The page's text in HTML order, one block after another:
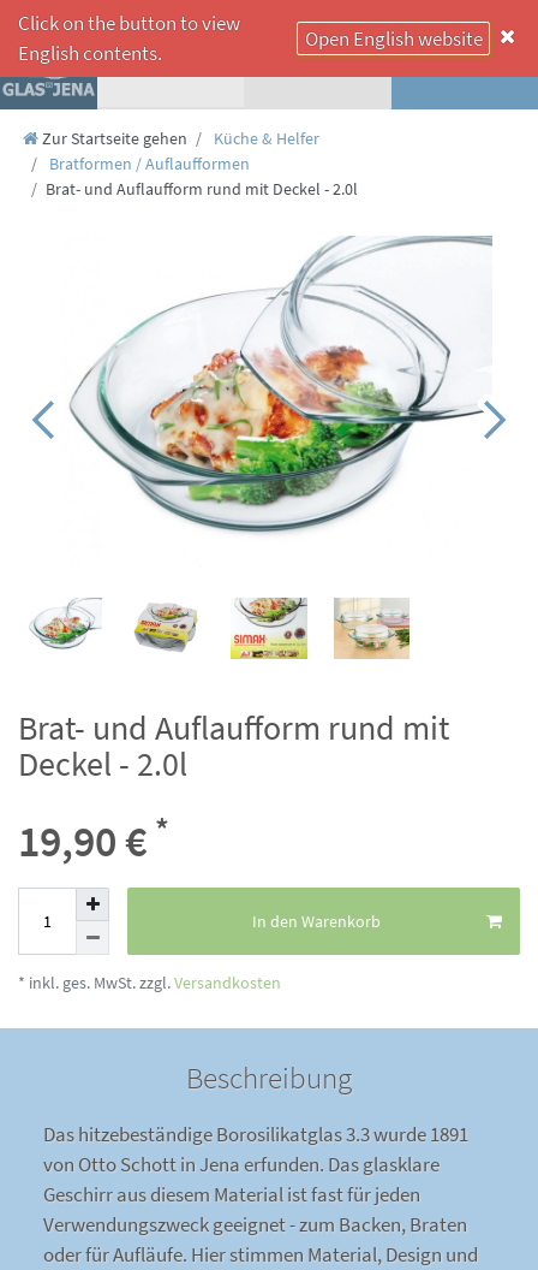
☰
Click on the button to view
English contents.
Open English website
Zur Startseite gehen
Küche & Helfer
Bratformen / Auflaufformen
Brat- und Auflaufform rund mit Deckel - 2.0l
Brat- und Auflaufform rund mit
Deckel - 2.0l
19,90 € *
In den Warenkorb
* inkl. ges. MwSt. zzgl.Versandkosten
Beschreibung
Das hitzebeständige Borosilikatglas 3.3 wurde 1891
von Otto Schott in Jena erfunden. Das glasklare
Geschirr aus diesem Material ist fast für jeden
Verwendungszweck geeignet - zum Backen, Braten
oder für Aufläufe. Hier stimmen Material, Design und